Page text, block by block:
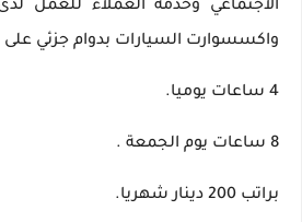
واكسسوارت السيارات بدوام جزئي على
4 ساعات يوميا.
8 ساعات يوم الجمعة .
براتب 200 دينار شهريا.